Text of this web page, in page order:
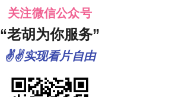
关注微信公众号
“老胡为你服务”
✌✌实现看片自由